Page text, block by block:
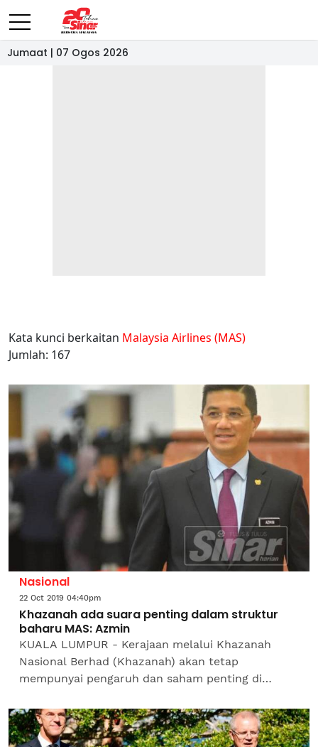
Jumaat | 07 Ogos 2026
Kata kunci berkaitan Malaysia Airlines (MAS)
Jumlah: 167
Nasional
22 Oct 2019 04:40pm
Khazanah ada suara penting dalam struktur
baharu MAS: Azmin
KUALA LUMPUR - Kerajaan melalui Khazanah
Nasional Berhad (Khazanah) akan tetap
mempunyai pengaruh dan saham penting di
syarikat penerbangan Malaysia...